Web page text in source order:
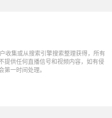
收集或从搜索引擎搜索整理获得，所有
提供任何直播信号和视频内容，如有侵
第一时间处理。